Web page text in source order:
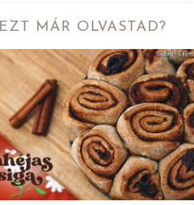
EZT MÁR OLVASTAD?